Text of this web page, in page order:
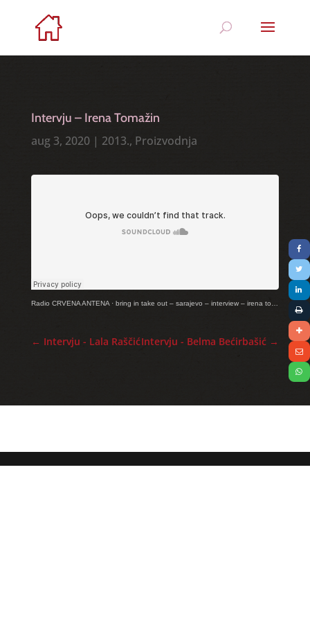
Intervju – Irena Tomažin
aug 3, 2020| 2013., Proizvodnja
Radio CRVENA ANTENA· bring in take out – sarajevo – interview – irena tomazin l a b i t 0
← Intervju - Lala RaščićIntervju - Belma Bećirbašić →